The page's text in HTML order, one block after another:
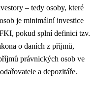
– tedy osoby, které
je minimální investice
pokud splní definici tzv.
o daních z příjmů,
právnických osob ve
a depozitáře.